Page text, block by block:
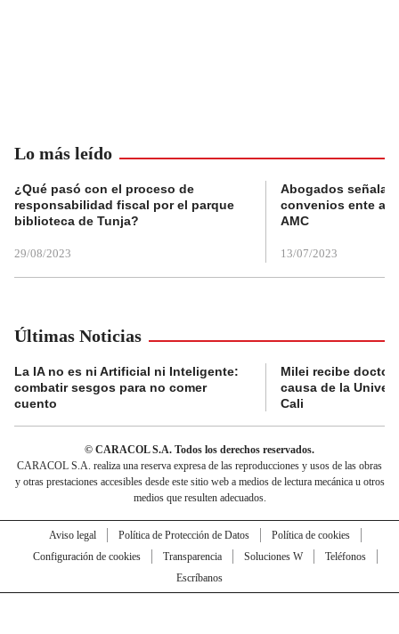
Lo más leído
¿Qué pasó con el proceso de
responsabilidad fiscal por el parque
biblioteca de Tunja?
29/08/2023
Abogados
convenios ente
AMC
13/07/2023
Últimas Noticias
La IA no es ni Artificial ni Inteligente:
combatir sesgos para no comer
cuento
Milei recibe
causa de la
Cali
© CARACOL S.A. Todos los derechos reservados.
CARACOL S.A. realiza una reserva expresa de las reproducciones y usos de las obras
y otras prestaciones accesibles desde este sitio web a medios de lectura mecánica u otros
medios que resulten adecuados.
Aviso legal Política de Protección de Datos
Política de cookies
Configuración de cookies
Transparencia Soluciones W
Teléfonos
Escríbanos